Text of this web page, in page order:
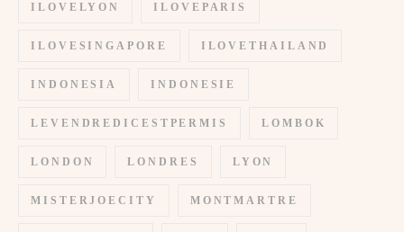
ILOVELYON ILOVEPARIS
ILOVESINGAPORE ILOVETHAILAND
INDONESIA INDONESIE
LEVENDREDICESTPERMIS LOMBOK
LONDON LONDRES LYON
MISTERJOECITY MONTMARTRE